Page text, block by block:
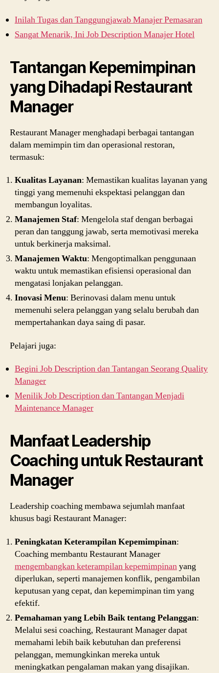
Inilah Tugas dan Tanggungjawab Manajer Pemasaran
Sangat Menarik, Ini Job Description Manajer Hotel
Tantangan Kepemimpinan
yang Dihadapi Restaurant
Manager
Restaurant Manager menghadapi berbagai tantangan
dalam memimpin tim dan operasional restoran,
termasuk:
Kualitas Layanan: Memastikan kualitas layanan yang
tinggi yang memenuhi ekspektasi pelanggan dan
membangun loyalitas.
Manajemen Staf: Mengelola staf dengan berbagai
peran dan tanggung jawab, serta memotivasi mereka
untuk berkinerja maksimal.
Manajemen Waktu: Mengoptimalkan penggunaan
waktu untuk memastikan efisiensi operasional dan
mengatasi lonjakan pelanggan.
Inovasi Menu: Berinovasi dalam menu untuk
memenuhi selera pelanggan yang selalu berubah dan
mempertahankan daya saing di pasar.
Pelajari juga:
Begini Job Description dan Tantangan Seorang Quality
Manager
Menilik Job Description dan Tantangan Menjadi
Maintenance Manager
Manfaat Leadership
Coaching untuk Restaurant
Manager
Leadership coaching membawa sejumlah manfaat
khusus bagi Restaurant Manager:
Peningkatan Keterampilan Kepemimpinan:
Coaching membantu Restaurant Manager
mengembangkan keterampilan kepemimpinanyang
diperlukan, seperti manajemen konflik, pengambilan
keputusan yang cepat, dan kepemimpinan tim yang
efektif.
Pemahaman yang Lebih Baik tentang Pelanggan:
Melalui sesi coaching, Restaurant Manager dapat
memahami lebih baik kebutuhan dan preferensi
pelanggan, memungkinkan mereka untuk
meningkatkan pengalaman makan yang disajikan.